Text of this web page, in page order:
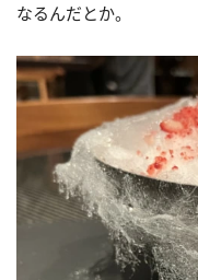
なるんだとか。